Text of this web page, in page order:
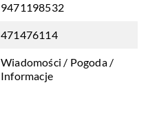
9471198532
471476114
Wiadomości / Pogoda /
Informacje